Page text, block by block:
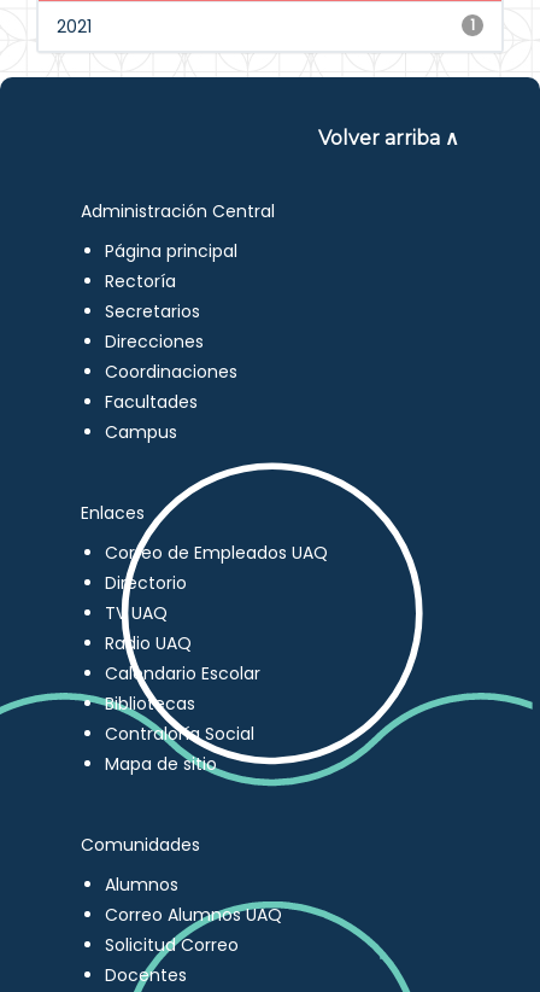
1
2021
Volver arriba ∧
Administración Central
Página principal
Rectoría
Secretarios
Direcciones
Coordinaciones
Facultades
Campus
Enlaces
Correo de Empleados UAQ
Directorio
TV UAQ
Radio UAQ
Calendario Escolar
Bibliotecas
Contraloría Social
Mapa de sitio
Comunidades
Alumnos
Correo Alumnos UAQ
Solicitud Correo
Docentes